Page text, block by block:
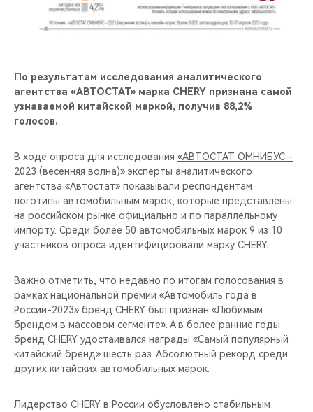
НАШИ МЕРОПРИЯТИЯ
ВИДЕООБЗОРЫ
По результатам исследования аналитического
агентства «АВТОСТАТ» марка CHERY признана самой
узнаваемой китайской маркой, получив 88,2%
голосов.
В ходе опроса для исследования «АВТОСТАТ ОМНИБУС -
2023 (весенняя волна)» эксперты аналитического
агентства «Автостат» показывали респондентам
логотипы автомобильным марок, которые представлены
на российском рынке официально и по параллельному
импорту. Среди более 50 автомобильных марок 9 из 10
участников опроса идентифицировали марку CHERY.
Важно отметить, что недавно по итогам голосования в
рамках национальной премии «Автомобиль года в
России-2023» бренд CHERY был признан «Любимым
брендом в массовом сегменте». А в более ранние годы
бренд CHERY удостаивался награды «Самый популярный
китайский бренд» шесть раз. Абсолютный рекорд среди
других китайских автомобильных марок.
Лидерство CHERY в России обусловлено стабильным